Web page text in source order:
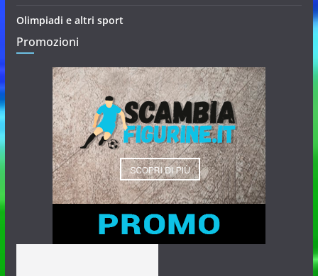
Olimpiadi e altri sport
Promozioni